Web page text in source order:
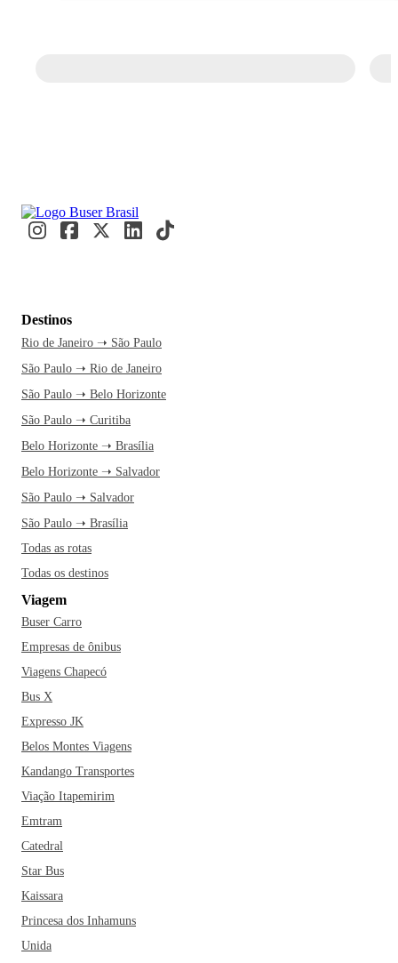
Destinos
Rio de Janeiro ➝ São Paulo
São Paulo ➝ Rio de Janeiro
São Paulo ➝ Belo Horizonte
São Paulo ➝ Curitiba
Belo Horizonte ➝ Brasília
Belo Horizonte ➝ Salvador
São Paulo ➝ Salvador
São Paulo ➝ Brasília
Todas as rotas
Todas os destinos
Viagem
Buser Carro
Empresas de ônibus
Viagens Chapecó
Bus X
Expresso JK
Belos Montes Viagens
Kandango Transportes
Viação Itapemirim
Emtram
Catedral
Star Bus
Kaissara
Princesa dos Inhamuns
Unida